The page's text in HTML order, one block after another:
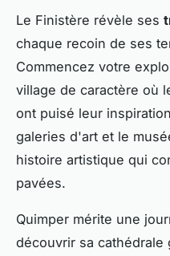
Le Finistère révèle ses
chaque recoin de ses
Commencez votre
village de caractère où
ont puisé leur
galeries d'art et le
histoire artistique qui
pavées.
Quimper mérite une
découvrir sa